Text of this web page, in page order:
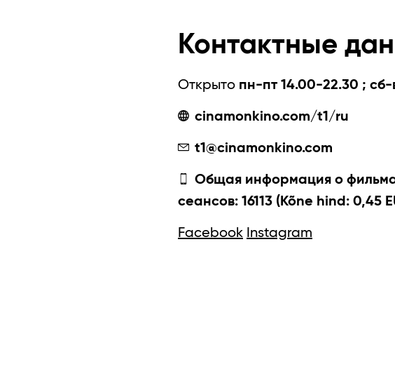
Контактные
Открыто пн-пт 14.00-22.30 ; сб-
cinamonkino.com/t1/ru
t1@cinamonkino.com
Общая информация о
сеансов: 16113 (Kõne hind: 0,45
Facebook Instagram